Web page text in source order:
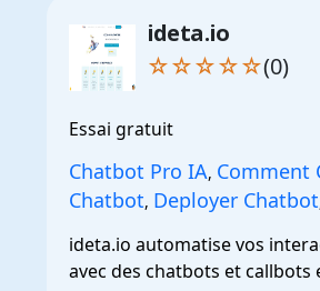
ideta.io
☆☆☆☆☆(0)
Essai gratuit
Chatbot Pro IA, Comment
Chatbot, Deployer Chatbot
ideta.io automatise vos
avec des chatbots et callbots